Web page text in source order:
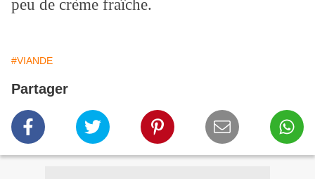
peu de crème fraîche.
#VIANDE
Partager